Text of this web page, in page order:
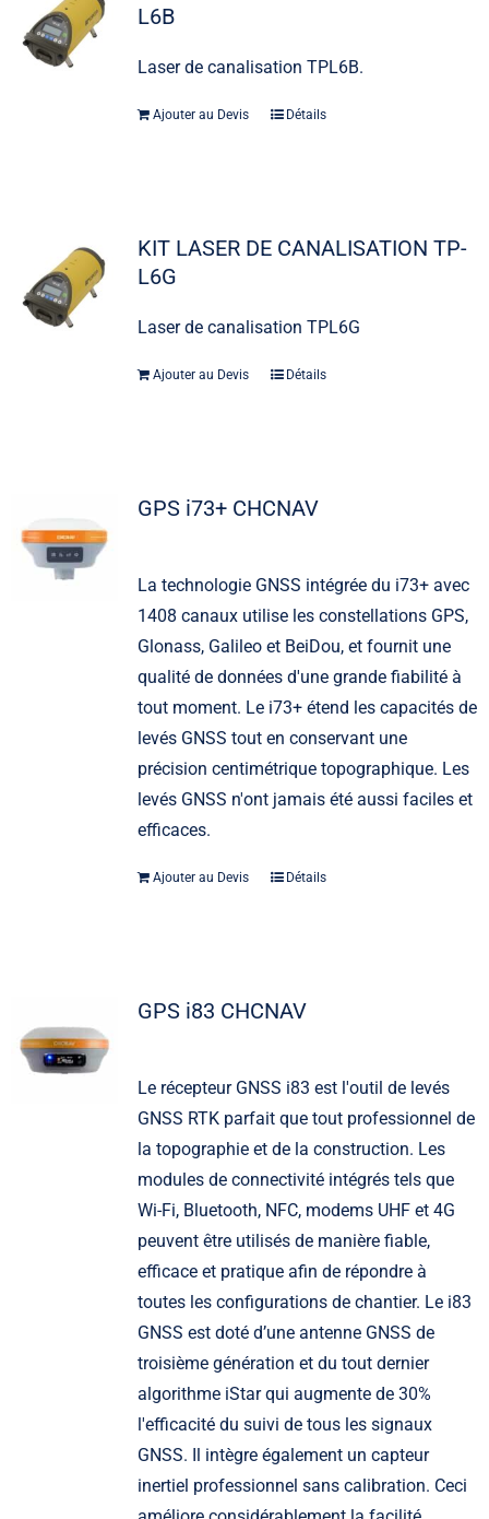
L6B
Laser de canalisation TPL6B.
Ajouter au Devis Détails
KIT LASER DE CANALISATION TP-
L6G
Laser de canalisation TPL6G
Ajouter au Devis Détails
GPS i73+ CHCNAV
La technologie GNSS intégrée du i73+ avec
1408 canaux utilise les constellations GPS,
Glonass, Galileo et BeiDou, et fournit une
qualité de données d'une grande fiabilité à
tout moment. Le i73+ étend les capacités de
levés GNSS tout en conservant une
précision centimétrique topographique. Les
levés GNSS n'ont jamais été aussi faciles et
efficaces.
Ajouter au Devis Détails
GPS i83 CHCNAV
Le récepteur GNSS i83 est l'outil de levés
GNSS RTK parfait que tout professionnel de
la topographie et de la construction. Les
modules de connectivité intégrés tels que
Wi-Fi, Bluetooth, NFC, modems UHF et 4G
peuvent être utilisés de manière fiable,
efficace et pratique afin de répondre à
toutes les configurations de chantier. Le i83
GNSS est doté d’une antenne GNSS de
troisième génération et du tout dernier
algorithme iStar qui augmente de 30%
l'efficacité du suivi de tous les signaux
GNSS. Il intègre également un capteur
inertiel professionnel sans calibration. Ceci